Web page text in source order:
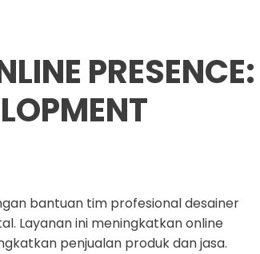
PRESENCE:
bantuan tim profesional desainer
Layanan ini meningkatkan online
penjualan produk dan jasa.